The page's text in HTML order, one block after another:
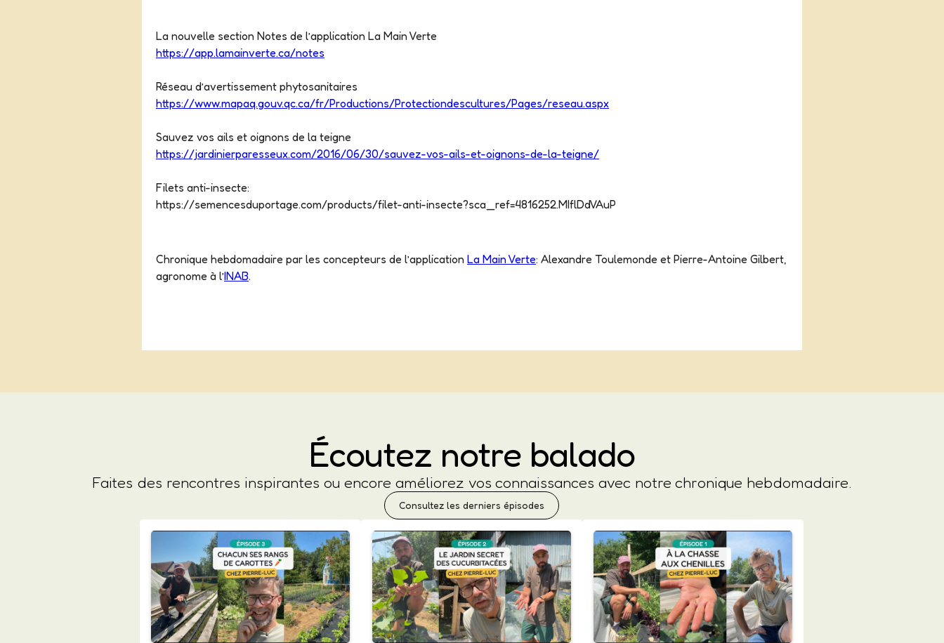
La nouvelle section Notes de l’application La Main Verte
https://app.lamainverte.ca/notes
Réseau d’avertissement phytosanitaires
https://www.mapaq.gouv.qc.ca/fr/Productions/Protectiondescultures/Pages/reseau.aspx
Sauvez vos ails et oignons de la teigne
https://jardinierparesseux.com/2016/06/30/sauvez-vos-ails-et-oignons-de-la-teigne/
Filets anti-insecte:
https://semencesduportage.com/products/filet-anti-insecte?sca_ref=4816252.MIflDdVAuP
Chronique hebdomadaire par les concepteurs de l’application La Main Verte: Alexandre Toulemonde et Pierre-Antoine Gilbert,
agronome à l’INAB.
Écoutez notre balado
Faites des rencontres inspirantes ou encore améliorez vos connaissances avec notre chronique hebdomadaire.
Consultez les derniers épisodes